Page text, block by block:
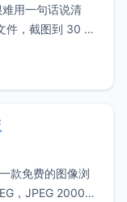
用一句话说清
件，截图到 30 多
等，以及自定义
款免费的图像浏
，JPEG 2000，